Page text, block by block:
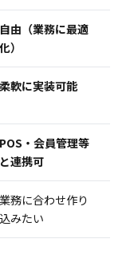
自由（業務に最適
化）
柔軟に実装可能
POS・会員管理等
と連携可
業務に合わせ作り
込みたい